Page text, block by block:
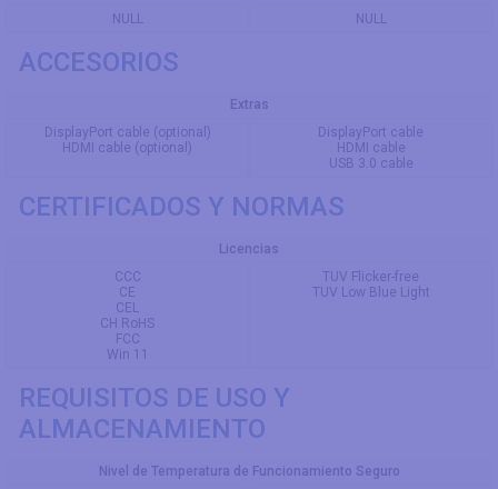
NULL
NULL
ACCESORIOS
Extras
DisplayPort cable (optional)
HDMI cable (optional)
DisplayPort cable
HDMI cable
USB 3.0 cable
CERTIFICADOS Y NORMAS
Licencias
CCC
CE
CEL
CH RoHS
FCC
Win 11
TUV Flicker-free
TUV Low Blue Light
REQUISITOS DE USO Y
ALMACENAMIENTO
Nivel de Temperatura de Funcionamiento Seguro